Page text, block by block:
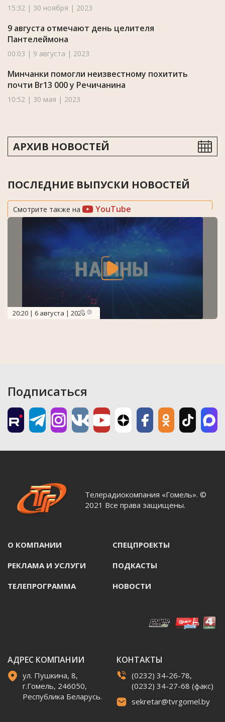
15:32 | 30 ноября | 2023
9 августа отмечают день целителя
Пантелеймона
00:03 | 9 августа | 2023
Минчанки помогли неизвестному похитить
почти Br13 000 у Речичанина
10:52 | 30 мая | 2023
АРХИВ НОВОСТЕЙ
ПОСЛЕДНИЕ ВЫПУСКИ НОВОСТЕЙ
Смотрите также на YouTube
20:20 | 6 августа | 2026
Подписаться
Телерадиокомпания «Гомель». ©
2021 Все права защищены.
О КОМПАНИИ СПЕЦПРОЕКТЫ
РЕКЛАМА И УСЛУГИ ПОДКАСТЫ
ТЕЛЕПРОГРАММА НОВОСТИ
АДРЕС КОМПАНИИ
ул. Пушкина, 8,
г.Гомель, 246050,
Республика Беларусь.
КОНТАКТЫ
(0232) 34-26-78,
(0232) 34-27-68 (факс)
sekretar@tvrgomel.by